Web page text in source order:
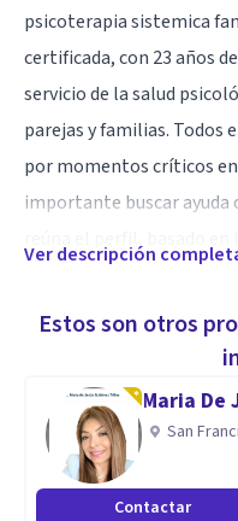
psicoterapia sistemica
certificada, con 23 años
servicio de la salud
parejas y familias.
por momentos críticos
importante buscar ayuda
rápida y oportuna que le
Especialidad
Soy una persona
profesional y sabiduría.
Ver descripción
Estos son otros
Maria De
San
Contactar